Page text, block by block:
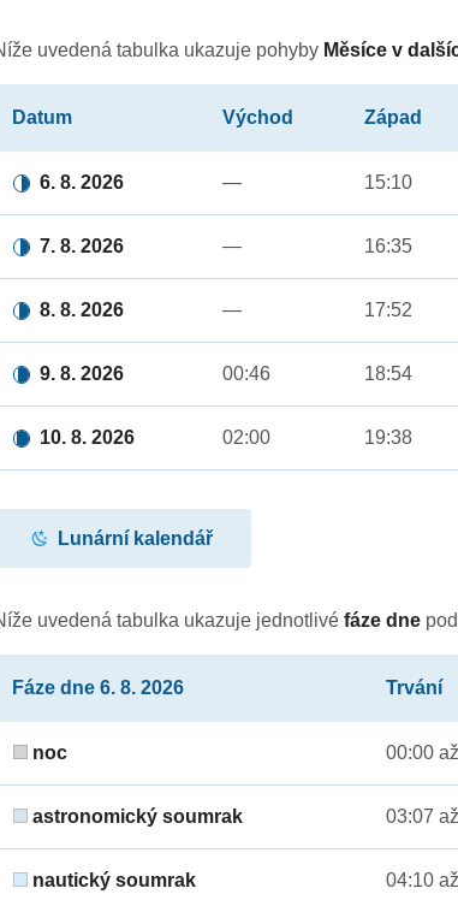
uvedená tabulka ukazuje pohyby Měsíce v
Datum Východ Západ
6. 8. 2026 — 15:10
7. 8. 2026 — 16:35
8. 8. 2026 — 17:52
9. 8. 2026 00:46 18:54
10. 8. 2026 02:00 19:38
Lunární kalendář
uvedená tabulka ukazuje jednotlivéfáze dne
Fáze dne 6. 8. 2026 Trvání
noc 00:00
astronomický soumrak 03:07
nautický soumrak 04:10